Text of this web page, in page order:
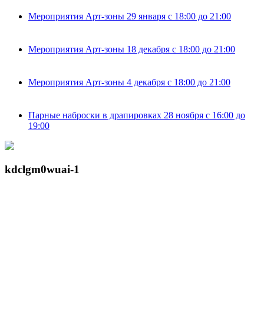
Мероприятия Арт-зоны 29 января с 18:00 до 21:00
Мероприятия Арт-зоны 18 декабря с 18:00 до 21:00
Мероприятия Арт-зоны 4 декабря с 18:00 до 21:00
Парные наброски в драпировках 28 ноября с 16:00 до
19:00
kdclgm0wuai-1